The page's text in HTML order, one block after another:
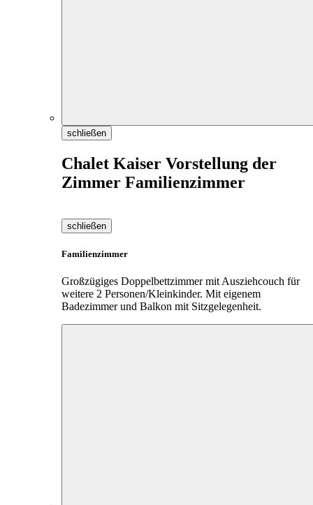
schließen
Chalet Kaiser Vorstellung der
Zimmer Familienzimmer
schließen
Familienzimmer
Großzügiges Doppelbettzimmer mit Ausziehcouch für
weitere 2 Personen/Kleinkinder. Mit eigenem
Badezimmer und Balkon mit Sitzgelegenheit.